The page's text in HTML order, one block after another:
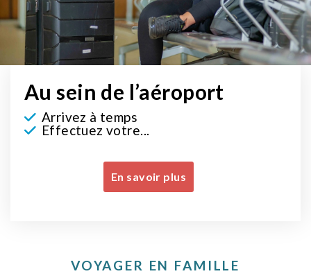
Au sein de l’aéroport
Arrivez à temps
Effectuez votre...
En savoir plus
VOYAGER EN FAMILLE